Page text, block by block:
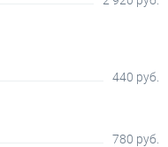
440 руб.
780 руб.